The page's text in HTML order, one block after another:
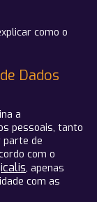
como o
Dados
a
pessoais, tanto
parte de
com o
, apenas
com as